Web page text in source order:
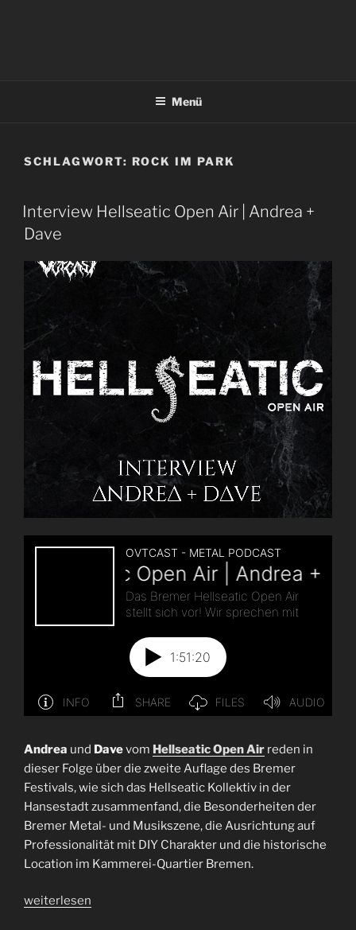
Menü
SCHLAGWORT: ROCK IM PARK
Interview Hellseatic Open Air | Andrea +
Dave
Andrea und Davevom Hellseatic Open Air reden in
dieser Folge über die zweite Auflage des Bremer
Festivals, wie sich das Hellseatic Kollektiv in der
Hansestadt zusammenfand, die Besonderheiten der
Bremer Metal- und Musikszene, die Ausrichtung auf
Professionalität mit DIY Charakter und die historische
Location im Kammerei-Quartier Bremen.
„Interview
weiterlesen